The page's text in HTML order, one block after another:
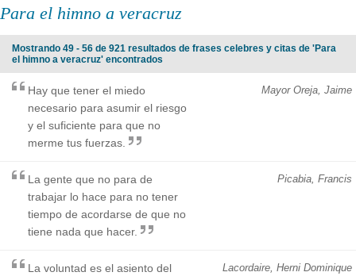
Para el himno a veracruz
Mostrando 49 - 56 de 921 resultados de frases celebres y citas de 'Para
el himno a veracruz' encontrados
Mayor Oreja, Jaime
Hay que tener el miedo
necesario para asumir el riesgo
y el suficiente para que no
merme tus fuerzas.
Picabia, Francis
La gente que no para de
trabajar lo hace para no tener
tiempo de acordarse de que no
tiene nada que hacer.
Lacordaire, Herni Dominique
La voluntad es el asiento del